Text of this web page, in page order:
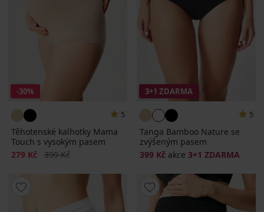
-30%
5
Těhotenské kalhotky Mama
Touch s vysokým pasem
Sleva
279 Kč Původní cena
399 Kč
3+1 ZDARMA
5
Tanga Bamboo Nature se
zvýšeným pasem
399 Kč akce 3+1 ZDARMA